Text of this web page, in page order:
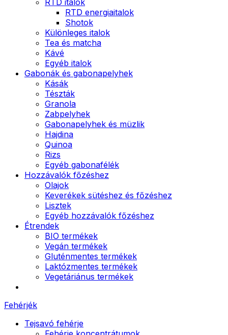
RTD energiaitalok
Shotok
Különleges italok
Tea és matcha
Kávé
Egyéb italok
Gabonák és gabonapelyhek
Kásák
Tészták
Granola
Zabpelyhek
Gabonapelyhek és müzlik
Hajdina
Quinoa
Rizs
Egyéb gabonafélék
Hozzávalók főzéshez
Olajok
Keverékek sütéshez és főzéshez
Lisztek
Egyéb hozzávalók főzéshez
Étrendek
BIO termékek
Vegán termékek
Gluténmentes termékek
Laktózmentes termékek
Vegetáriánus termékek
Fehérjék
Tejsavó fehérje